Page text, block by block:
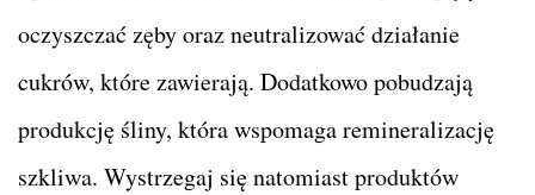
oczyszczać zęby oraz neutralizować działanie
cukrów, które zawierają. Dodatkowo pobudzają
produkcję śliny, która wspomaga remineralizację
szkliwa. Wystrzegaj się natomiast produktów